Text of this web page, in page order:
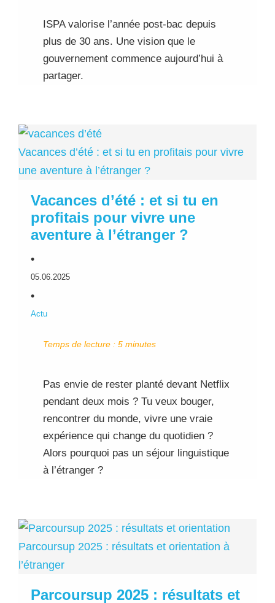
ISPA valorise l’année post-bac depuis
plus de 30 ans. Une vision que le
gouvernement commence aujourd’hui à
partager.
Vacances d’été : et si tu en profitais pour vivre
une aventure à l’étranger ?
Vacances d’été : et si tu en
profitais pour vivre une
aventure à l’étranger ?
•
05.06.2025
•
Actu
Temps de lecture : 5 minutes
Pas envie de rester planté devant Netflix
pendant deux mois ? Tu veux bouger,
rencontrer du monde, vivre une vraie
expérience qui change du quotidien ?
Alors pourquoi pas un séjour linguistique
à l’étranger ?
Parcoursup 2025 : résultats et orientation à
l’étranger
Parcoursup 2025 : résultats et